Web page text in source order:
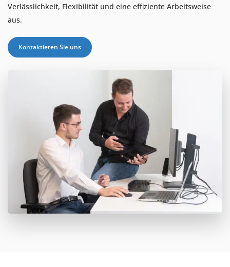
Verlässlichkeit, Flexibilität und eine effiziente Arbeitsweise
aus.
Kontaktieren Sie uns